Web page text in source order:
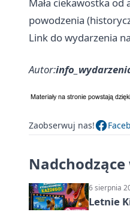
powodzenia
Link do wydarzenia
Autor:
Zaobserwuj nas!
6 sierpnia
Letnie